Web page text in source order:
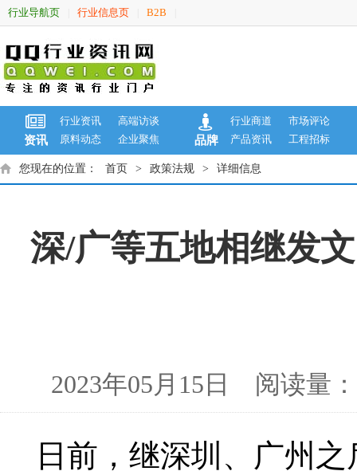
行业导航页 行业信息页 B2B
资讯
行业资讯
高端访谈
原料动态
企业聚焦 品牌
行业商道
市场评论
产品资讯
工程招标
您现在的位置： 首页 > 政策法规 > 详细信息
深/广等五地相继发
2023年05月15日 阅读
日前，继深圳、广州